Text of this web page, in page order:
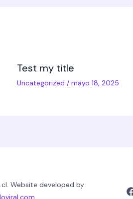
Test my title
Uncategorized / mayo 18, 2025
Website developed by